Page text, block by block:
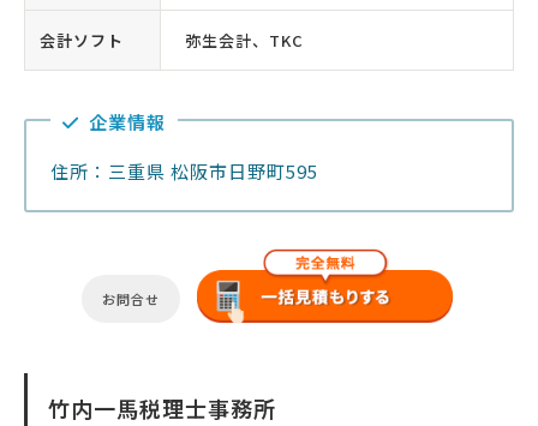
会計ソフト 弥生会計、TKC
企業情報
住所：三重県 松阪市日野町595
お問合せ
竹内一馬税理士事務所